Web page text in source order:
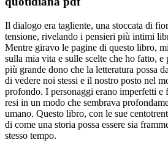
Il dialogo era tagliente, una stoccata di
tensione, rivelando i pensieri più intimi
Mentre giravo le pagine di questo libro,
sulla mia vita e sulle scelte che ho fatto, e
più grande dono che la letteratura possa
di vedere noi stessi e il nostro posto nel
profondo. I personaggi erano imperfetti
resi in un modo che sembrava
umano. Questo libro, con le sue
di come una storia possa essere sia
stesso tempo.